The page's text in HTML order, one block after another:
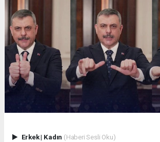
Erkek| Kadın (Haberi Sesli Oku)